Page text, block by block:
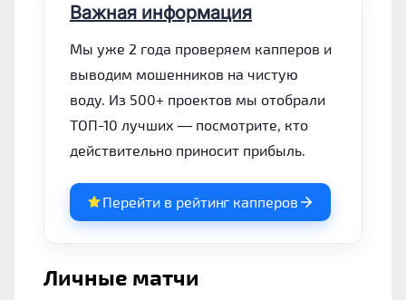
Важная информация
Мы уже 2 года проверяем капперов и
выводим мошенников на чистую
воду. Из 500+ проектов мы отобрали
ТОП-10 лучших — посмотрите, кто
действительно приносит прибыль.
Перейти в рейтинг капперов
Личные матчи